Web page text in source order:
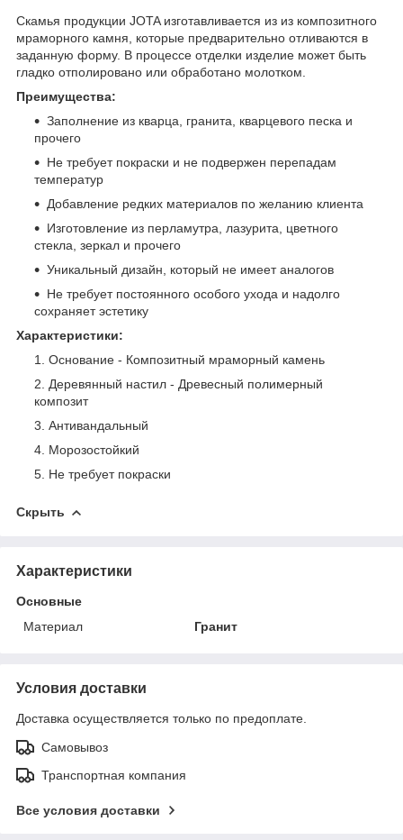
Скамья продукции JOTA изготавливается из из композитного
мраморного камня, которые предварительно отливаются в
заданную форму. В процессе отделки изделие может быть
гладко отполировано или обработано молотком.
Преимущества:
Заполнение из кварца, гранита, кварцевого песка и
прочего
Не требует покраски и не подвержен перепадам
температур
Добавление редких материалов по желанию клиента
Изготовление из перламутра, лазурита, цветного
стекла, зеркал и прочего
Уникальный дизайн, который не имеет аналогов
Не требует постоянного особого ухода и надолго
сохраняет эстетику
Характеристики:
Основание - Композитный мраморный камень
Деревянный настил - Древесный полимерный
композит
Антивандальный
Морозостойкий
Не требует покраски
Скрыть
Характеристики
Основные
Материал
Гранит
Условия доставки
Доставка осуществляется только по предоплате.
Самовывоз
Транспортная компания
Все условия доставки